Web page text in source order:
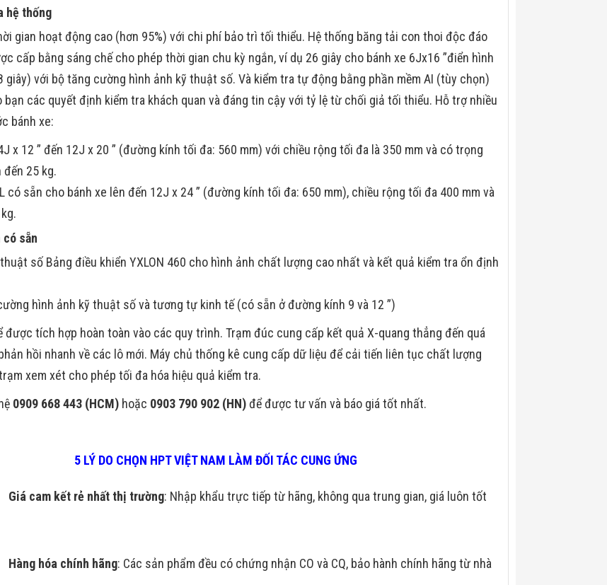
hệ thống
gian hoạt động cao (hơn 95%) với chi phí bảo trì tối thiểu. Hệ thống băng tải con thoi độc đáo
cấp bằng sáng chế cho phép thời gian chu kỳ ngắn, ví dụ 26 giây cho bánh xe 6Jx16 ”điển hình
giây) với bộ tăng cường hình ảnh kỹ thuật số. Và kiểm tra tự động bằng phần mềm AI (tùy chọn)
bạn các quyết định kiểm tra khách quan và đáng tin cậy với tỷ lệ từ chối giả tối thiểu. Hỗ trợ nhiều
bánh xe:
x 12 ” đến 12J x 20 ” (đường kính tối đa: 560 mm) với chiều rộng tối đa là 350 mm và có trọng
đến 25 kg.
có sẵn cho bánh xe lên đến 12J x 24 ” (đường kính tối đa: 650 mm), chiều rộng tối đa 400 mm và
có sẵn
số Bảng điều khiển YXLON 460 cho hình ảnh chất lượng cao nhất và kết quả kiểm tra ổn định
hình ảnh kỹ thuật số và tương tự kinh tế (có sẵn ở đường kính 9 và 12 ”)
được tích hợp hoàn toàn vào các quy trình. Trạm đúc cung cấp kết quả X-quang thẳng đến quá
hồi nhanh về các lô mới. Máy chủ thống kê cung cấp dữ liệu để cải tiến liên tục chất lượng
xem xét cho phép tối đa hóa hiệu quả kiểm tra.
0909 668 443 (HCM) hoặc 0903 790 902 (HN)để được tư vấn và báo giá tốt nhất.
5 LÝ DO CHỌN HPT VIỆT NAM LÀM ĐỐI TÁC CUNG ỨNG
Giá cam kết rẻ nhất thị trường: Nhập khẩu trực tiếp từ hãng, không qua trung gian, giá luôn tốt
Hàng hóa chính hãng: Các sản phẩm đều có chứng nhận CO và CQ, bảo hành chính hãng từ nhà